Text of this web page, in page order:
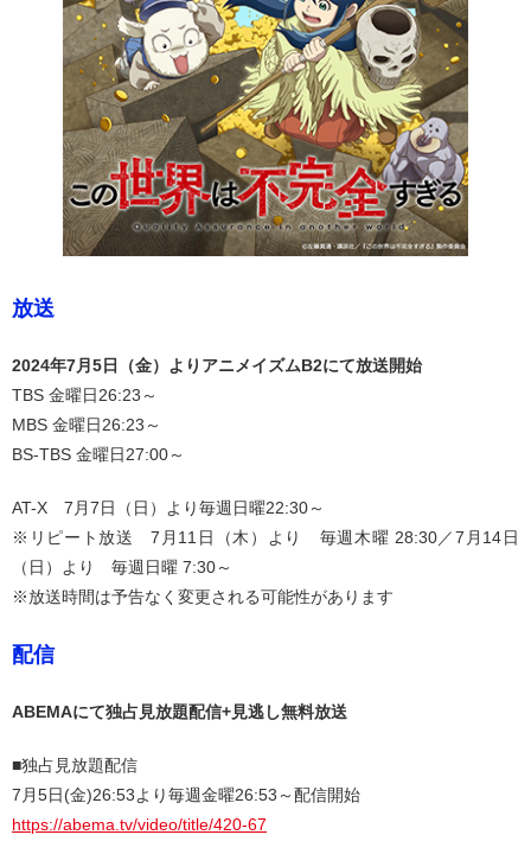
放送
2024年7月5日（金）よりアニメイズムB2にて放送開始
TBS 金曜日26:23～
MBS 金曜日26:23～
BS-TBS 金曜日27:00～
AT-X 7月7日（日）より毎週日曜22:30～
※リピート放送 7月11日（木）より 毎週木曜 28:30／7月14日
（日）より 毎週日曜 7:30～
※放送時間は予告なく変更される可能性があります
配信
ABEMAにて独占見放題配信+見逃し無料放送
■独占見放題配信
7月5日(金)26:53より毎週金曜26:53～配信開始
https://abema.tv/video/title/420-67